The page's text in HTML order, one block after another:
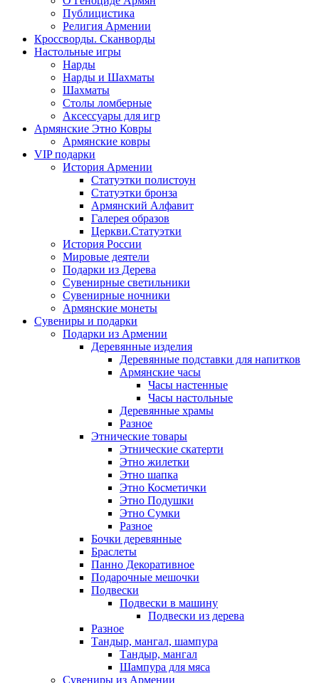
Публицистика
Религия Армении
Кроссворды. Сканворды
Настольные игры
Нарды
Нарды и Шахматы
Шахматы
Столы ломберные
Аксессуары для игр
Армянские Этно Ковры
Армянские ковры
VIP подарки
История Армении
Статуэтки полистоун
Статуэтки бронза
Армянский Алфавит
Галерея образов
Церкви.Статуэтки
История России
Мировые деятели
Подарки из Дерева
Сувенирные светильники
Сувенирные ночники
Армянские монеты
Сувениры и подарки
Подарки из Армении
Деревянные изделия
Деревянные подставки для напитков
Армянские часы
Часы настенные
Часы настольные
Деревянные храмы
Разное
Этнические товары
Этнические скатерти
Этно жилетки
Этно шапка
Этно Косметички
Этно Подушки
Этно Сумки
Разное
Бочки деревянные
Браслеты
Панно Декоративное
Подарочные мешочки
Подвески
Подвески в машину
Подвески из дерева
Разное
Тандыр, мангал, шампура
Тандыр, мангал
Шампура для мяса
Сувениры из Армении